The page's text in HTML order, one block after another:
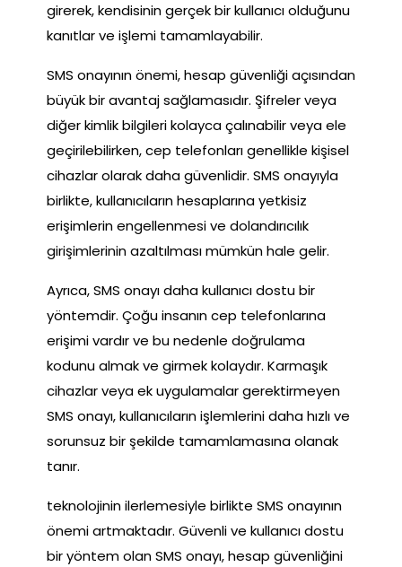
girerek, kendisinin gerçek bir kullanıcı olduğunu
kanıtlar ve işlemi tamamlayabilir.
SMS onayının önemi, hesap güvenliği açısından
büyük bir avantaj sağlamasıdır. Şifreler veya
diğer kimlik bilgileri kolayca çalınabilir veya ele
geçirilebilirken, cep telefonları genellikle kişisel
cihazlar olarak daha güvenlidir. SMS onayıyla
birlikte, kullanıcıların hesaplarına yetkisiz
erişimlerin engellenmesi ve dolandırıcılık
girişimlerinin azaltılması mümkün hale gelir.
Ayrıca, SMS onayı daha kullanıcı dostu bir
yöntemdir. Çoğu insanın cep telefonlarına
erişimi vardır ve bu nedenle doğrulama
kodunu almak ve girmek kolaydır. Karmaşık
cihazlar veya ek uygulamalar gerektirmeyen
SMS onayı, kullanıcıların işlemlerini daha hızlı ve
sorunsuz bir şekilde tamamlamasına olanak
tanır.
teknolojinin ilerlemesiyle birlikte SMS onayının
önemi artmaktadır. Güvenli ve kullanıcı dostu
bir yöntem olan SMS onayı, hesap güvenliğini